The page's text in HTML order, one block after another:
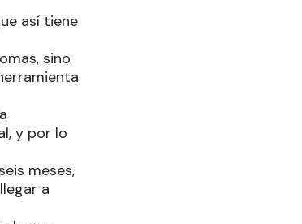
así tiene
sino
y por lo
meses,
a